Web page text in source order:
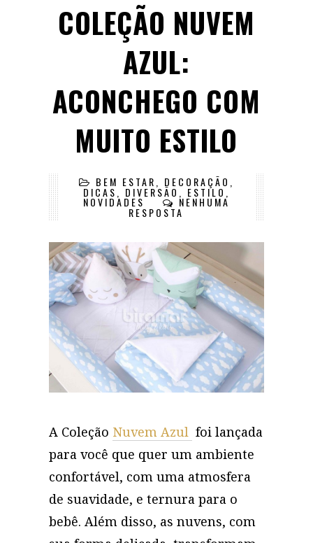
COLEÇÃO NUVEM
AZUL:
ACONCHEGO COM
MUITO ESTILO
BEM ESTAR DECORAÇÃO
DICAS DIVERSÃO ESTILO
NOVIDADES NENHUMA
RESPOSTA
A Coleção Nuvem Azul foi lançada
para você que quer um ambiente
confortável, com uma atmosfera
de suavidade, e ternura para o
bebê. Além disso, as nuvens, com